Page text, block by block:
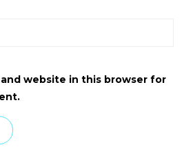
and website in this browser for